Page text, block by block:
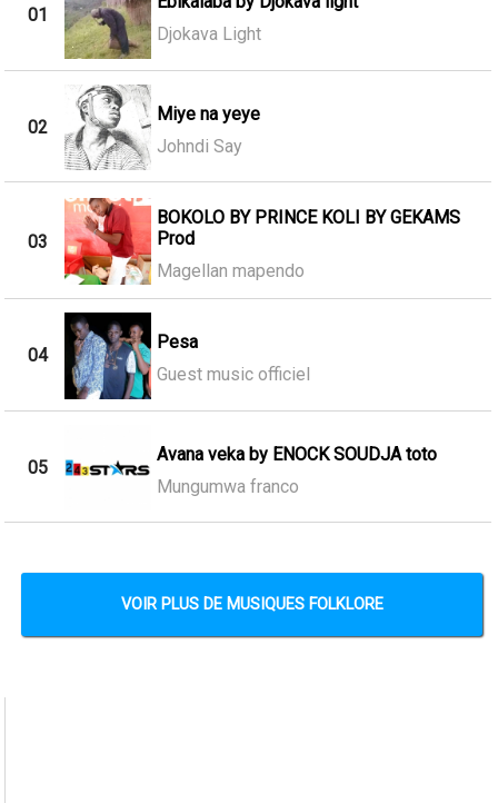
01
Djokava Light
02
Miye na yeye
Johndi Say
03
BOKOLO BY PRINCE KOLI BY GEKAMS
Prod
Magellan mapendo
04
Pesa
Guest music officiel
05
Avana veka by ENOCK SOUDJA toto
Mungumwa franco
VOIR PLUS DE MUSIQUES FOLKLORE